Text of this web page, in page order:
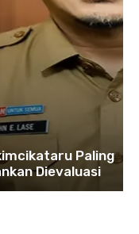
Paling
Dievaluasi